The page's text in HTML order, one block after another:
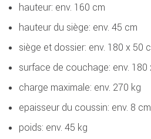
hauteur: env. 160 cm
hauteur du siège: env. 45 cm
siège et dossier: env. 180 x 50
surface de couchage: env. 180
charge maximale: env. 270 kg
epaisseur du coussin: env. 8 cm
poids: env. 45 kg